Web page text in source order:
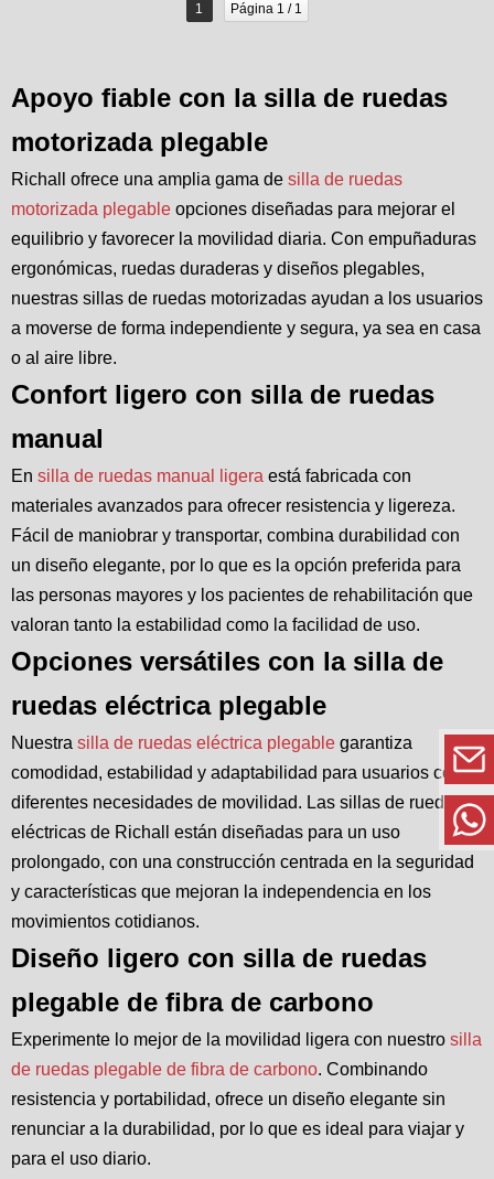
1 Página 1 / 1
Apoyo fiable con la silla de ruedas
motorizada plegable
Richall ofrece una amplia gama de silla de ruedas
motorizada plegable opciones diseñadas para mejorar el
equilibrio y favorecer la movilidad diaria. Con empuñaduras
ergonómicas, ruedas duraderas y diseños plegables,
nuestras sillas de ruedas motorizadas ayudan a los usuarios
a moverse de forma independiente y segura, ya sea en casa
o al aire libre.
Confort ligero con silla de ruedas
manual
En silla de ruedas manual ligera está fabricada con
materiales avanzados para ofrecer resistencia y ligereza.
Fácil de maniobrar y transportar, combina durabilidad con
un diseño elegante, por lo que es la opción preferida para
las personas mayores y los pacientes de rehabilitación que
valoran tanto la estabilidad como la facilidad de uso.
Opciones versátiles con la silla de
ruedas eléctrica plegable
Nuestra silla de ruedas eléctrica plegable garantiza
comodidad, estabilidad y adaptabilidad para usuarios con
diferentes necesidades de movilidad. Las sillas de ruedas
eléctricas de Richall están diseñadas para un uso
prolongado, con una construcción centrada en la seguridad
y características que mejoran la independencia en los
movimientos cotidianos.
Diseño ligero con silla de ruedas
plegable de fibra de carbono
Experimente lo mejor de la movilidad ligera con nuestro silla
de ruedas plegable de fibra de carbono. Combinando
resistencia y portabilidad, ofrece un diseño elegante sin
renunciar a la durabilidad, por lo que es ideal para viajar y
para el uso diario.